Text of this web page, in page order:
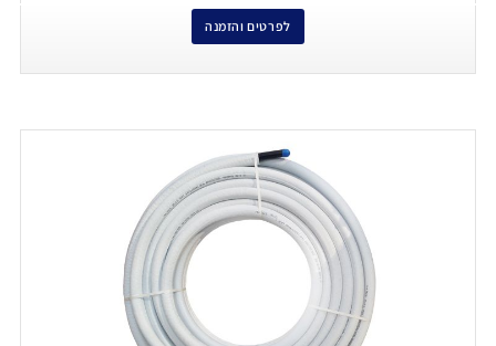
לפרטים והזמנה